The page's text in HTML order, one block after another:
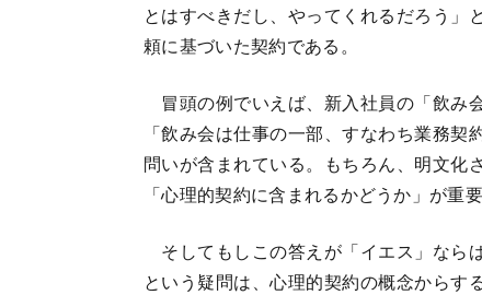
とはすべきだし、やってくれるだろう」
頼に基づいた契約である。
冒頭の例でいえば、新入社員の「飲み
「飲み会は仕事の一部、すなわち業務
問いが含まれている。もちろん、明文化
「心理的契約に含まれるかどうか」が重
そしてもしこの答えが「イエス」なら
という疑問は、心理的契約の概念からす